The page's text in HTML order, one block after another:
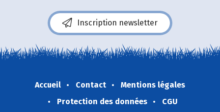
Inscription newsletter
Accueil Contact
Mentions légales
Protection des données
CGU